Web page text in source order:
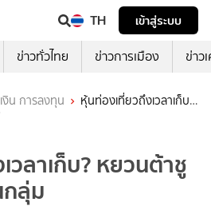
TH
เข้าสู่ระบบ
ข่าวทั่วไทย ข่าวการเมือง ข่าว
งิน การลงทุน
หุ้นท่องเที่ยวถึงเวลาเก็บ?
วลาเก็บ? หยวนต้าชู
กลุ่ม